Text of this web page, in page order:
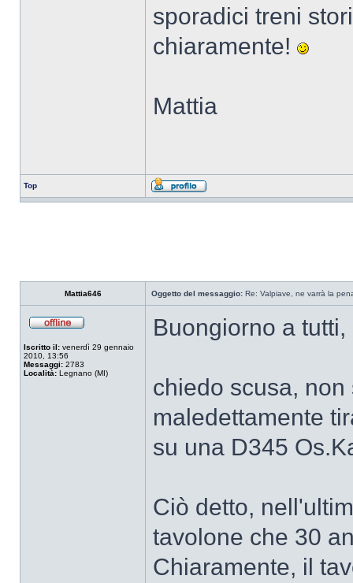
sporadici treni
chiaramente!
Mattia
Top
Mattia646 Oggetto del messaggio: Re: Valpiave, ne varrà la
Iscritto il: venerdì 29 gennaio
2010, 13:56
Messaggi: 2783
Località: Legnano (MI)
Buongiorno a tutti,
chiedo scusa,
maledettamente
su una D345
Ciò detto,
tavolone che 30
Chiaramente, il